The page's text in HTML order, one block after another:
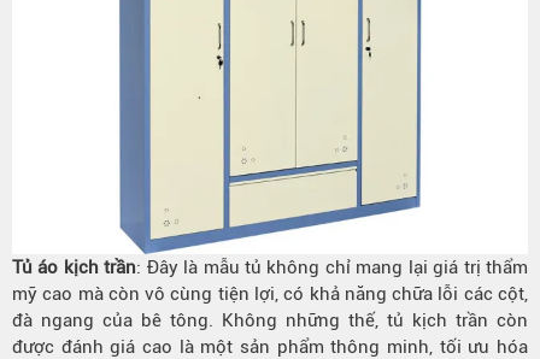
Tủ áo kịch trần: Đây là mẫu tủ không chỉ mang lại giá trị thẩm
mỹ cao mà còn vô cùng tiện lợi, có khả năng chữa lỗi các cột,
đà ngang của bê tông. Không những thế, tủ kịch trần còn
được đánh giá cao là một sản phẩm thông minh, tối ưu hóa